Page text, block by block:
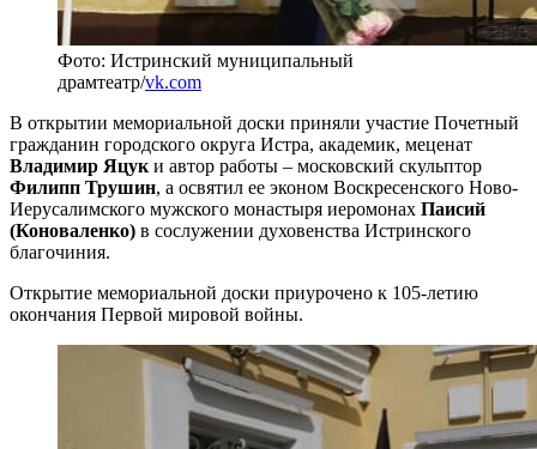
Фото: Истринский муниципальный
драмтеатр/vk.com
В открытии мемориальной доски приняли участие Почетный
гражданин городского округа Истра, академик, меценат
Владимир Яцук и автор работы – московский скульптор
Филипп Трушин, а освятил ее эконом Воскресенского Ново-
Иерусалимского мужского монастыря иеромонах Паисий
(Коноваленко) в сослужении духовенства Истринского
благочиния.
Открытие мемориальной доски приурочено к 105-летию
окончания Первой мировой войны.